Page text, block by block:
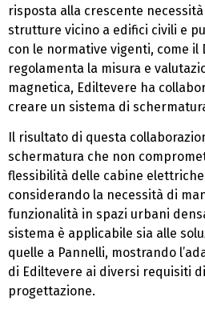
risposta alla crescente
strutture vicino a edifici civili e
con le normative vigenti, come il
regolamenta la misura e
magnetica, Ediltevere ha
creare un sistema di
Il risultato di questa
schermatura che non
flessibilità delle cabine
considerando la necessità di
funzionalità in spazi urbani
sistema è applicabile sia alle
quelle a Pannelli, mostrando
di Ediltevere ai diversi requisiti
progettazione.